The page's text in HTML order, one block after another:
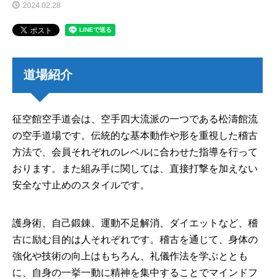
2024.02.28
道場紹介
征空館空手道会は、空手四大流派の一つである松濤館流
の空手道場です。伝統的な基本動作や形を重視した稽古
方法で、会員それぞれのレベルに合わせた指導を行って
おります。また組み手に関しては、直接打撃を加えない
安全な寸止めのスタイルです。
護身術、自己鍛錬、運動不足解消、ダイエットなど、稽
古に励む目的は人それぞれです。稽古を通じて、身体の
強化や技術の向上はもちろん、礼儀作法を学ぶととも
に、自身の一挙一動に精神を集中することでマインドフ